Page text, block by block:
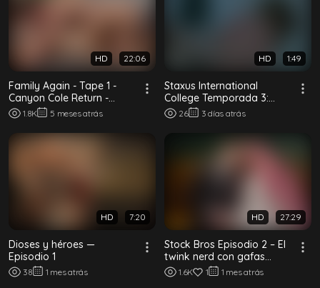
HD 22:06
Family Again - Tape 1 -
Canyon Cole Return -
Canyon Cole y Dylan Tides
1.8K 5 meses atrás
HD 1:49
Staxus International
College Temporada 3:
Episode 2
26 3 días atrás
HD 7:20
Dioses y héroes —
Episodio 1
38 1 mes atrás
HD 27:29
Stock Bros Episodio 2 – El
twink nerd con gafas
recibe creampie de su
compañero
1.6K 1 1 mes atrás